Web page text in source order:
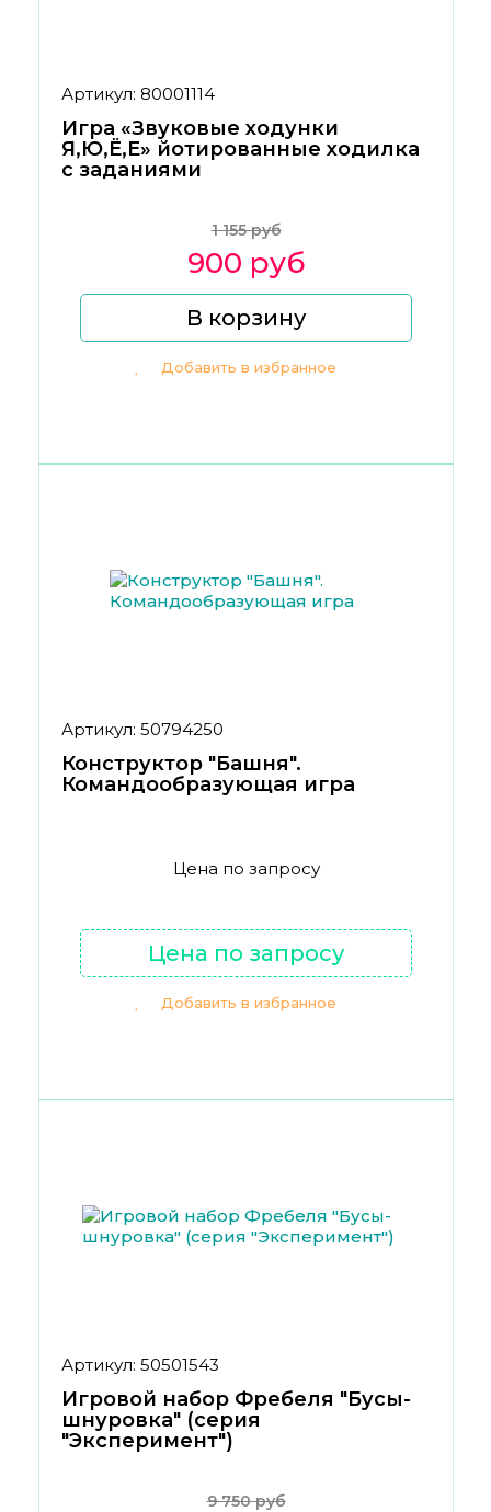
Артикул: 80001114
Игра «Звуковые ходунки
Я,Ю,Ё,Е» йотированные ходилка
с заданиями
1 155 руб
900 руб
В корзину
Добавить в избранное
Артикул: 50794250
Конструктор "Башня".
Командообразующая игра
Цена по запросу
Цена по запросу
Добавить в избранное
Артикул: 50501543
Игровой набор Фребеля "Бусы-
шнуровка" (серия
"Эксперимент")
9 750 руб